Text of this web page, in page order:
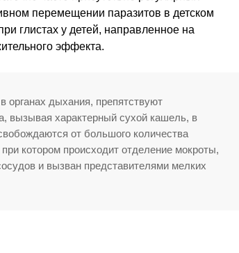
перемещении паразитов в детском
глистах у детей, направленное на
эффекта.
органах дыхания, препятствуют
вызывая характерный сухой кашель, в
от большого количества
котором происходит отделение мокроты,
и вызван представителями мелких